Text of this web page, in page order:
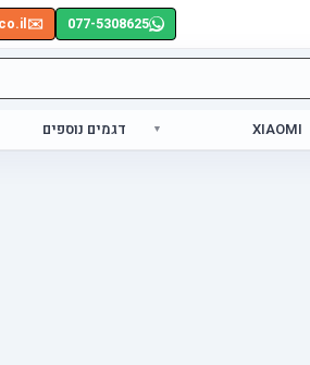
077-5308625
✉️
XIAOMI דגמים נוספים